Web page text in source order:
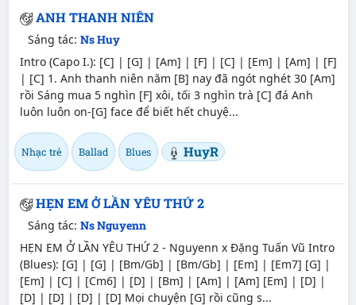
ANH THANH NIÊN
Sáng tác: Ns Huy
Intro (Capo I.): [C] | [G] | [Am] | [F] | [C] | [Em] | [Am] | [F]
| [C] 1. Anh thanh niên năm [B] nay đã ngót nghét 30 [Am]
rồi Sáng mua 5 nghìn [F] xôi, tối 3 nghìn trà [C] đá Anh
luôn luôn on-[G] face để biết hết chuyệ...
Nhạc trẻ Ballad Blues HuyR
HẸN EM Ở LẦN YÊU THỨ 2
Sáng tác: Ns Nguyenn
HẸN EM Ở LẦN YÊU THỨ 2 - Nguyenn x Đặng Tuấn Vũ Intro
(Blues): [G] | [G] | [Bm/Gb] | [Bm/Gb] | [Em] | [Em7] [G] |
[Em] | [C] | [Cm6] | [D] | [Bm] | [Am] | [Am] [Em] | [D] |
[D] | [D] | [D] | [D] Mọi chuyện [G] rồi cũng s...